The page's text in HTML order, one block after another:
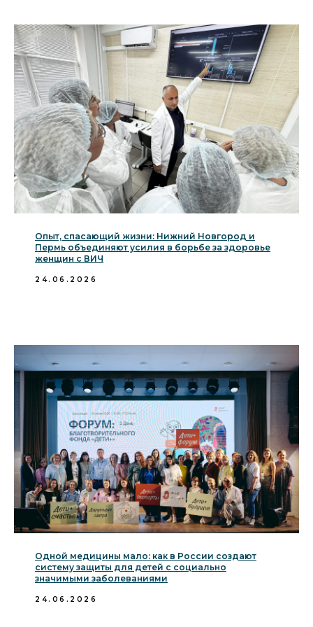
Опыт, спасающий жизни: Нижний Новгород и
Пермь объединяют усилия в борьбе за здоровье
женщин с ВИЧ
24.06.2026
Одной медицины мало: как в России создают
систему защиты для детей с социально
значимыми заболеваниями
24.06.2026